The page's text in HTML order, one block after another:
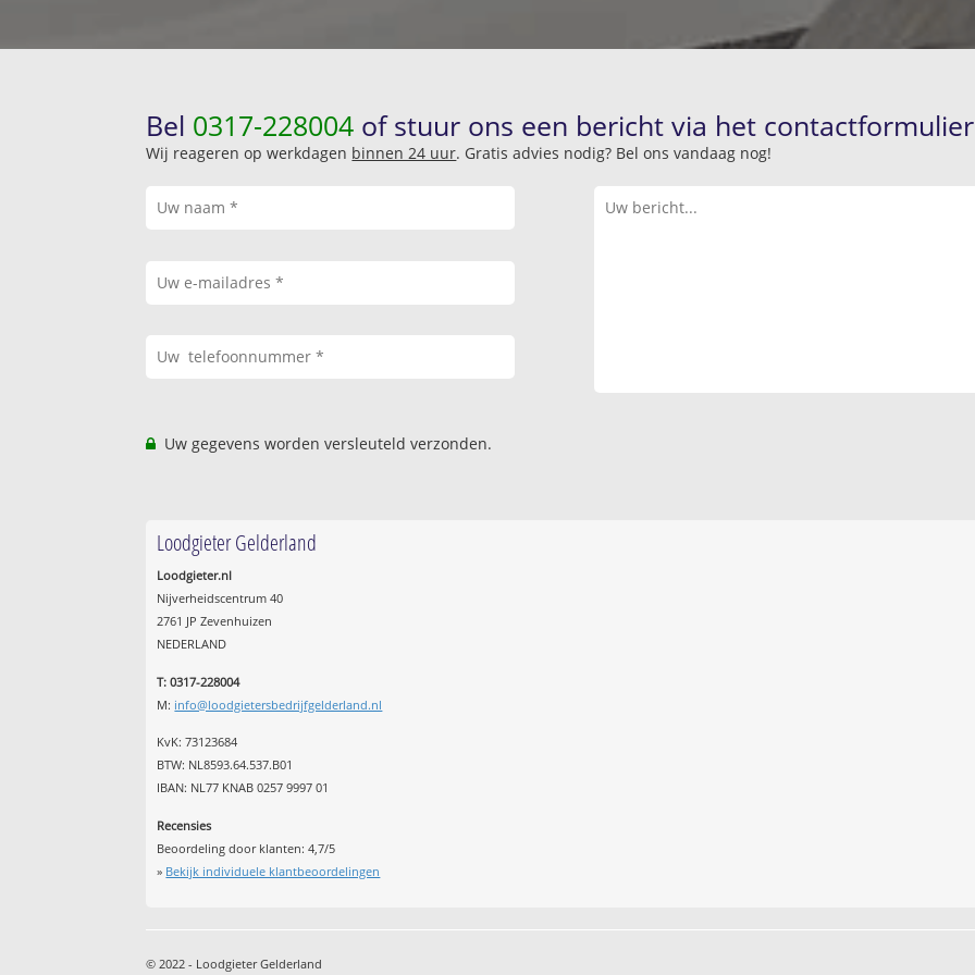
Bel 0317-228004 of stuur ons een bericht via het
Wij reageren op werkdagen binnen 24 uur. Gratis advies nodig? Bel ons vandaag nog!
Uw gegevens worden versleuteld verzonden.
Loodgieter Gelderland
Loodgieter.nl
Nijverheidscentrum 40
2761 JP Zevenhuizen
NEDERLAND
T: 0317-228004
M: info@loodgietersbedrijfgelderland.nl
KvK: 73123684
BTW: NL8593.64.537.B01
IBAN: NL77 KNAB 0257 9997 01
Recensies
Beoordeling door klanten:4,7/5
» Bekijk individuele klantbeoordelingen
© 2022 - Loodgieter Gelderland